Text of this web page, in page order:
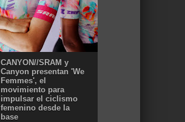
CANYON//SRAM y
Canyon presentan 'We
Femmes', el
movimiento para
impulsar el ciclismo
femenino desde la
base